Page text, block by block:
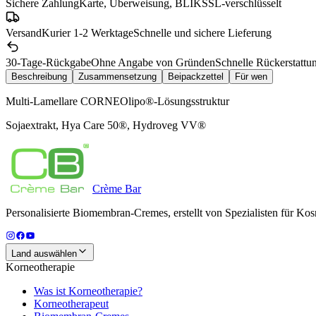
Sichere ZahlungKarte, Überweisung, BLIKSSL-verschlüsselt
VersandKurier 1-2 WerktageSchnelle und sichere Lieferung
30-Tage-RückgabeOhne Angabe von GründenSchnelle
Beschreibung Zusammensetzung Beipackzettel Für wen
Multi-Lamellare CORNEOlipo®-Lösungsstruktur
Sojaextrakt, Hya Care 50®, Hydroveg VV®
Crème Bar
Personalisierte Biomembran-Cremes, erstellt von Spezialisten für
Land auswählen
Korneotherapie
Was ist Korneotherapie?
Korneotherapeut